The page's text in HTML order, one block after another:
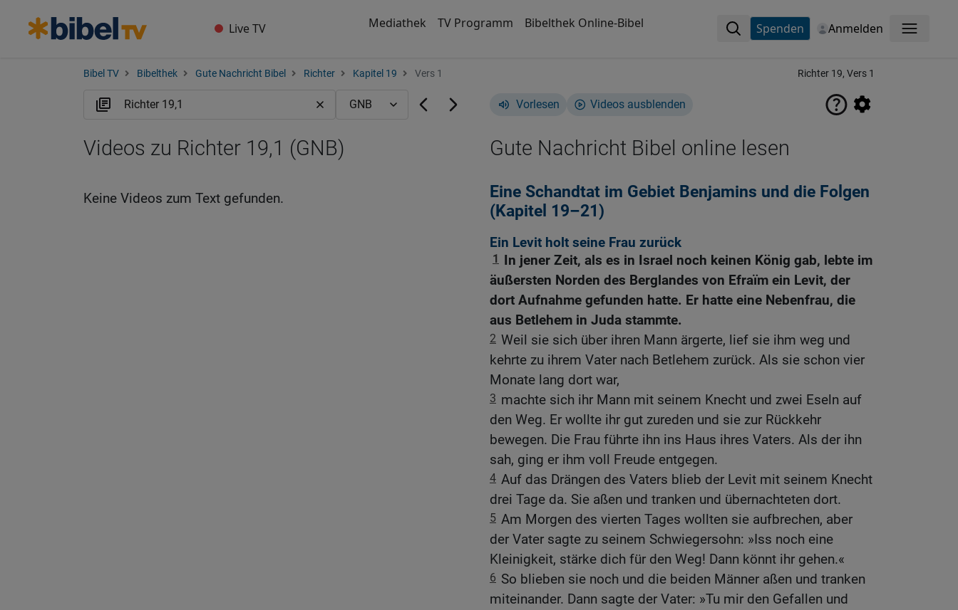
Live TV Mediathek TV Programm Bibelthek Online-Bibel Spenden Anmelden Menü
Bibel TV Bibelthek Gute Nachricht Bibel Richter Kapitel 19 Vers 1 Richter 19, Vers 1
Vorlesen Videos ausblenden
Gute Nachricht Bibel online lesen
Eine Schandtat im Gebiet Benjamins und die Folgen
(Kapitel 19–21)
Ein Levit holt seine Frau zurück
1
In jener Zeit, als es in Israel noch keinen König gab, lebte im
äußersten Norden des Berglandes von Efraïm ein Levit, der
dort Aufnahme gefunden hatte. Er hatte eine Nebenfrau, die
aus Betlehem in Juda stammte.
2 Weil sie sich über ihren Mann ärgerte, lief sie ihm weg und
kehrte zu ihrem Vater nach Betlehem zurück. Als sie schon vier
Monate lang dort war,
3 machte sich ihr Mann mit seinem Knecht und zwei Eseln auf
den Weg. Er wollte ihr gut zureden und sie zur Rückkehr
bewegen. Die Frau führte ihn ins Haus ihres Vaters. Als der ihn
sah, ging er ihm voll Freude entgegen.
4 Auf das Drängen des Vaters blieb der Levit mit seinem Knecht
drei Tage da. Sie aßen und tranken und übernachteten dort.
5 Am Morgen des vierten Tages wollten sie aufbrechen, aber
der Vater sagte zu seinem Schwiegersohn: »Iss noch eine
Kleinigkeit, stärke dich für den Weg! Dann könnt ihr gehen.«
6 So blieben sie noch und die beiden Männer aßen und tranken
miteinander. Dann sagte der Vater: »Tu mir den Gefallen und
Videos zu Richter 19,1 (GNB)
Keine Videos zum Text gefunden.